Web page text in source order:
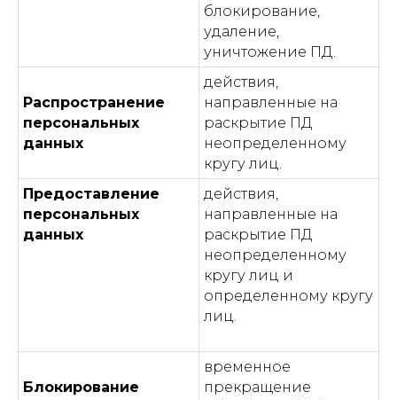
блокирование,
удаление,
уничтожение ПД.
Распространение
персональных
данных
действия,
направленные на
раскрытие ПД
неопределенному
кругу лиц.
Предоставление
персональных
данных
действия,
направленные на
раскрытие ПД
неопределенному
кругу лиц и
определенному кругу
лиц.
Блокирование
временное
прекращение